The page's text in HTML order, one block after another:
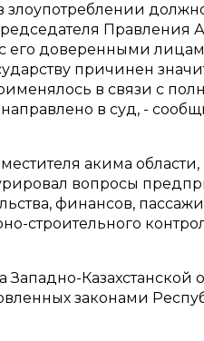
злоупотреблении
Правления
его доверенными
причинен
в связи с
в суд, -
акима области,
вопросы
финансов,
строительного
Казахстанской
законами